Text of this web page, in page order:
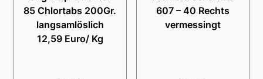
85 Chlortabs 200Gr.
langsamlöslich
12,59 Euro/ Kg
607 – 40 Rechts
vermessingt